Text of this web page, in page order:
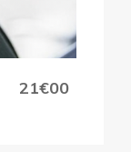
21€00